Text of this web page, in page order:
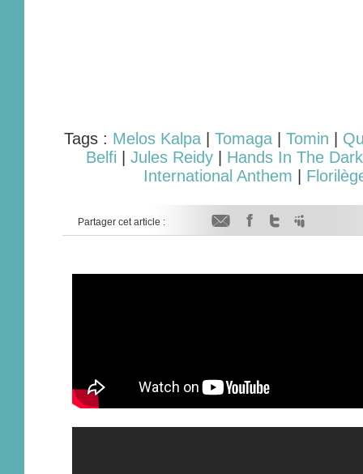
Tags : Melos Kalpa Tomaga Tomin
Belfi
Jules Reidy
Hands In The Dark
International Anthem
Partager cet article :